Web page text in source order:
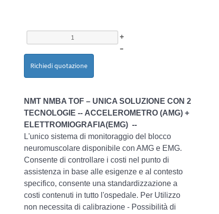
+
–
Richiedi quotazione
NMT NMBA TOF – UNICA SOLUZIONE CON 2
TECNOLOGIE -- ACCELEROMETRO (AMG) +
ELETTROMIOGRAFIA(EMG) --
L'unico sistema di monitoraggio del blocco
neuromuscolare disponibile con AMG e EMG.
Consente di controllare i costi nel punto di
assistenza in base alle esigenze e al contesto
specifico, consente una standardizzazione a
costi contenuti in tutto l'ospedale. Per Utilizzo
non necessita di calibrazione - Possibilità di